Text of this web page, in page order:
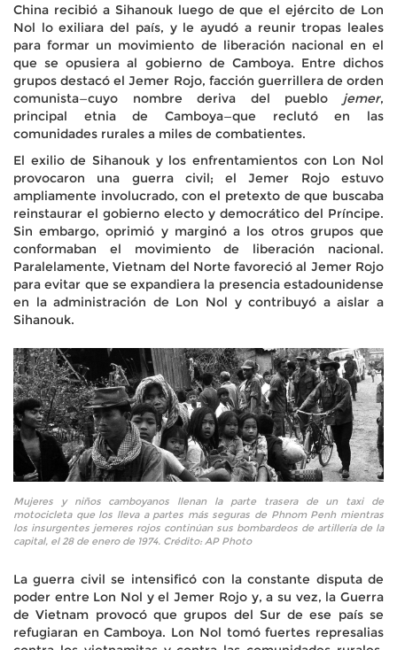
China recibió a Sihanouk luego de que el ejército de Lon
Nol lo exiliara del país, y le ayudó a reunir tropas leales
para formar un movimiento de liberación nacional en el
que se opusiera al gobierno de Camboya. Entre dichos
grupos destacó el Jemer Rojo, facción guerrillera de orden
comunista—cuyo nombre deriva del pueblo jemer,
principal etnia de Camboya—que reclutó en las
comunidades rurales a miles de combatientes.
El exilio de Sihanouk y los enfrentamientos con Lon Nol
provocaron una guerra civil; el Jemer Rojo estuvo
ampliamente involucrado, con el pretexto de que buscaba
reinstaurar el gobierno electo y democrático del Príncipe.
Sin embargo, oprimió y marginó a los otros grupos que
conformaban el movimiento de liberación nacional.
Paralelamente, Vietnam del Norte favoreció al Jemer Rojo
para evitar que se expandiera la presencia estadounidense
en la administración de Lon Nol y contribuyó a aislar a
Sihanouk.
Mujeres y niños camboyanos llenan la parte trasera de un taxi de
motocicleta que los lleva a partes más seguras de Phnom Penh mientras
los insurgentes jemeres rojos continúan sus bombardeos de artillería de la
capital, el 28 de enero de 1974. Crédito: AP Photo
La guerra civil se intensificó con la constante disputa de
poder entre Lon Nol y el Jemer Rojo y, a su vez, la Guerra
de Vietnam provocó que grupos del Sur de ese país se
refugiaran en Camboya. Lon Nol tomó fuertes represalias